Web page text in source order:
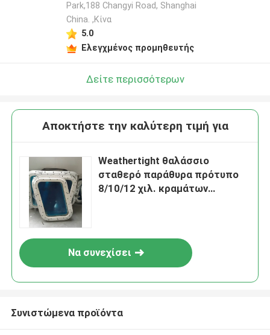
Park,188 Changyi Road, Shanghai
China. ,Κίνα
5.0
Ελεγχμένος προμηθευτής
Δείτε περισσότερων
Αποκτήστε την καλύτερη τιμή για
Weathertight θαλάσσιο
σταθερό παράθυρα πρότυπο
8/10/12 χιλ. κραμάτων
Να συνεχίσει
Συνιστώμενα προϊόντα